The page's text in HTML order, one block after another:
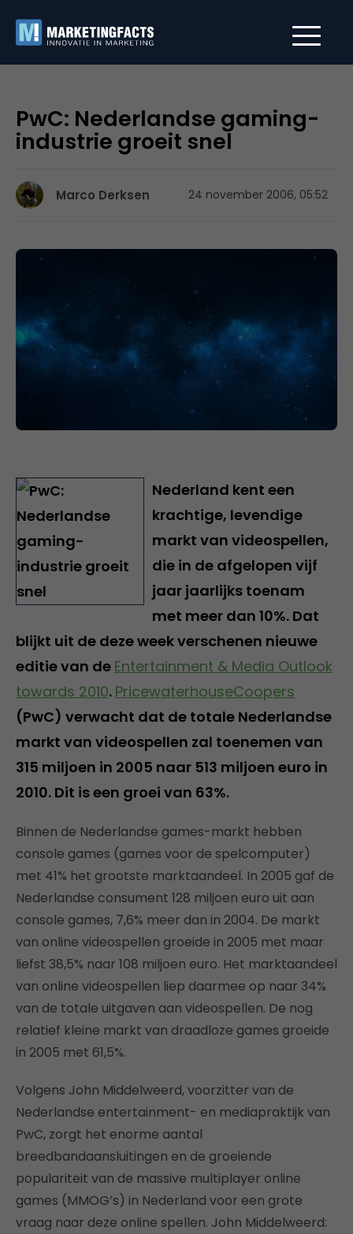
PwC: Nederlandse gaming-
industrie groeit snel
Marco Derksen 24 november 2006, 05:52
Nederland kent een
krachtige, levendige
markt van videospellen,
die in de afgelopen vijf
jaar jaarlijks toenam
met meer dan 10%. Dat
blijkt uit de deze week verschenen nieuwe
editie van de Entertainment & Media Outlook
towards 2010. PricewaterhouseCoopers
(PwC) verwacht dat de totale Nederlandse
markt van videospellen zal toenemen van
315 miljoen in 2005 naar 513 miljoen euro in
2010. Dit is een groei van 63%.
Binnen de Nederlandse games-markt hebben
console games (games voor de spelcomputer)
met 41% het grootste marktaandeel. In 2005 gaf de
Nederlandse consument 128 miljoen euro uit aan
console games, 7,6% meer dan in 2004. De markt
van online videospellen groeide in 2005 met maar
liefst 38,5% naar 108 miljoen euro. Het marktaandeel
van online videospellen liep daarmee op naar 34%
van de totale uitgaven aan videospellen. De nog
relatief kleine markt van draadloze games groeide
in 2005 met 61,5%.
Volgens John Middelweerd, voorzitter van de
Nederlandse entertainment- en mediapraktijk van
PwC, zorgt het enorme aantal
breedbandaansluitingen en de groeiende
populariteit van de massive multiplayer online
games (MMOG’s) in Nederland voor een grote
vraag naar deze online spellen. John Middelweerd: